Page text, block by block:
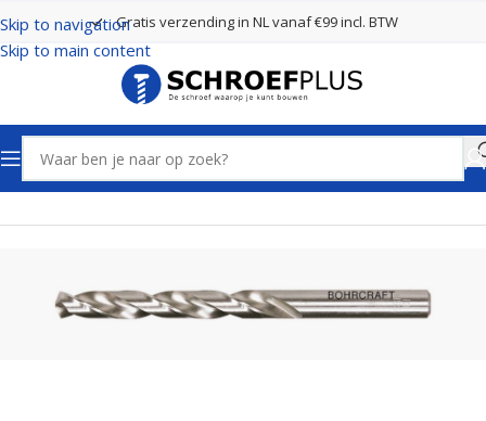
Skip to navigation
Skip to main content
Gratis verzending in NL vanaf €99 incl. BTW
Home Boren Spiraalboren